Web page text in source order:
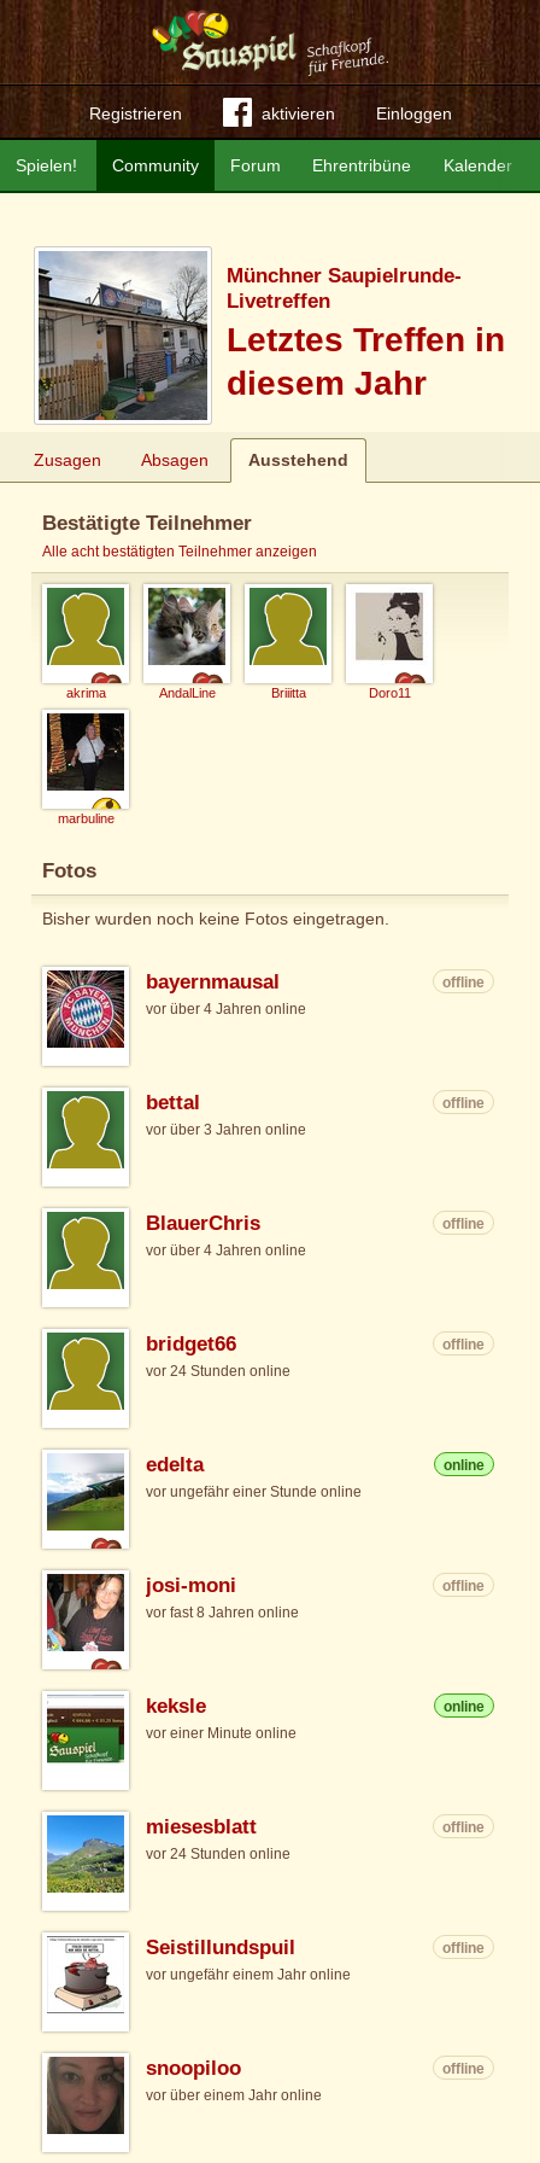
Registrieren aktivieren Einloggen
Community Forum Ehrentribüne Kalender
Spielen!
Münchner Saupielrunde-
Livetreffen
Letztes Treffen in
diesem Jahr
Zusagen Absagen Ausstehend
Bestätigte Teilnehmer
Alle acht bestätigten Teilnehmer anzeigen
akrima AndalLine Briiitta Doro11
marbuline
Fotos
Bisher wurden noch keine Fotos eingetragen.
bayernmausal
offline
vor über 4 Jahren online
bettal
offline
vor über 3 Jahren online
BlauerChris
offline
vor über 4 Jahren online
bridget66
offline
vor 24 Stunden online
edelta
online
vor ungefähr einer Stunde online
josi-moni
offline
vor fast 8 Jahren online
keksle
online
vor einer Minute online
miesesblatt
offline
vor 24 Stunden online
Seistillundspuil
offline
vor ungefähr einem Jahr online
snoopiloo
offline
vor über einem Jahr online